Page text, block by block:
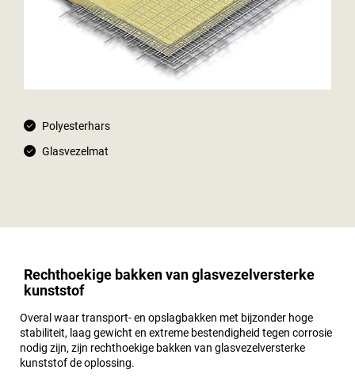
Polyesterhars
Glasvezelmat
Rechthoekige bakken van glasvezelversterke
kunststof
Overal waar transport- en opslagbakken met bijzonder hoge
stabiliteit, laag gewicht en extreme bestendigheid tegen corrosie
nodig zijn, zijn rechthoekige bakken van glasvezelversterke
kunststof de oplossing.